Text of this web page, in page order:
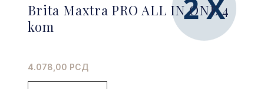
Brita Maxtra PRO ALL IN ONE 4
kom
4.078,00 РСД